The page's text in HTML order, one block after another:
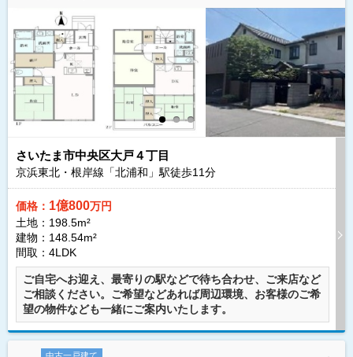
さいたま市中央区大戸４丁目
京浜東北・根岸線「北浦和」駅徒歩11分
価格： 1億800万円
土地：198.5m²
建物：148.54m²
間取：4LDK
ご自宅へお迎え、最寄りの駅などで待ち合わせ、ご来店など
ご相談ください。ご希望などあれば周辺環境、お客様のご希
望の物件なども一緒にご案内いたします。